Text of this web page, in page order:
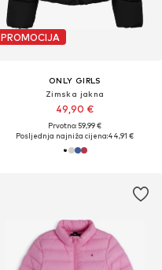
PROMOCIJA
ONLY GIRLS
Zimska jakna
49,90 €
Prvotno: 59,99 €
Posljednja najniža cijena:44,91 €